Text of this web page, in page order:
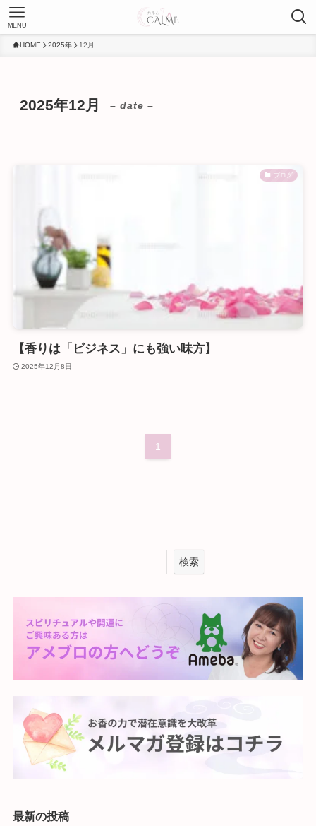
MENU
HOME 2025年 12月
2025年12月 – date –
ブログ
【香りは「ビジネス」にも強い味方】
2025年12月8日
1
検索
最新の投稿